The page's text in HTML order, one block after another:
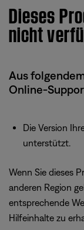
Dieses
nicht
Aus
Online-
Die Version
unterstützt.
Wenn Sie dieses
anderen Region
entsprechende
Hilfeinhalte zu